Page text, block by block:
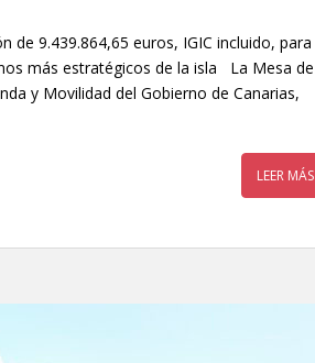
de 9.439.864,65 euros, IGIC incluido, para
más estratégicos de la isla La Mesa de
y Movilidad del Gobierno de Canarias,
LEER MÁS